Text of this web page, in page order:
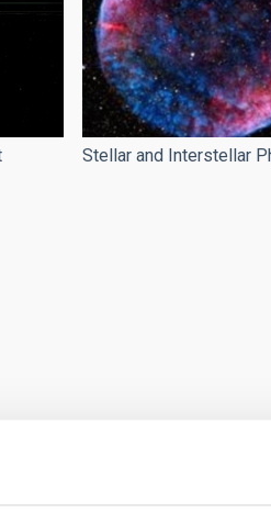
Stellar and Interstellar